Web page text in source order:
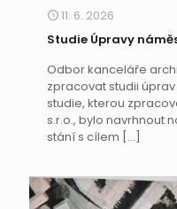
11. 6. 2026
Studie Úpravy
Odbor kanceláře
zpracovat studii
studie, kterou
s.r.o., bylo navrhnout
stání s cílem […]